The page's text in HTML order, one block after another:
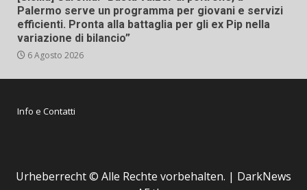
Palermo serve un programma per giovani e servizi
efficienti. Pronta alla battaglia per gli ex Pip nella
variazione di bilancio”
6 Agosto 2026
Info e Contatti
Urheberrecht © Alle Rechte vorbehalten. | DarkNews